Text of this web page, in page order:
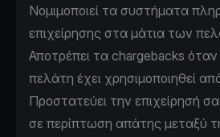
Νομιμοποιεί τα συστήματα
επιχείρησης στα μάτια των
Αποτρέπει τα chargebacks
πελάτη έχει χρησιμοποιηθεί
Προστατεύει την επιχείρησή
σε περίπτωση απάτης μεταξύ